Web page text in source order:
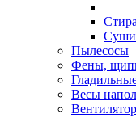
Пылесосы
Фены,
Весы